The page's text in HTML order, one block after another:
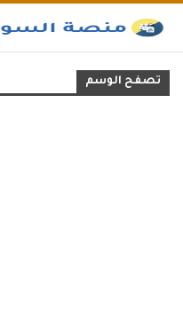
تصفح الوسم